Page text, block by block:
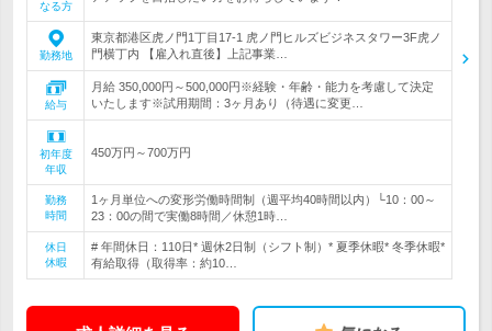
なる方
勤務地
東京都港区虎ノ門1丁目17-1 虎ノ門ヒルズビジネスタワー3F虎ノ
門横丁内 【雇入れ直後】上記事業…
給与
月給 350,000円～500,000円※経験・年齢・能力を考慮して決定
いたします※試用期間：3ヶ月あり（待遇に変更…
初年度
年収
450万円～700万円
勤務
時間
1ヶ月単位への変形労働時間制（週平均40時間以内）└10：00～
23：00の間で実働8時間／休憩1時…
休日
休暇
# 年間休日：110日* 週休2日制（シフト制）* 夏季休暇* 冬季休暇*
有給取得（取得率：約10…